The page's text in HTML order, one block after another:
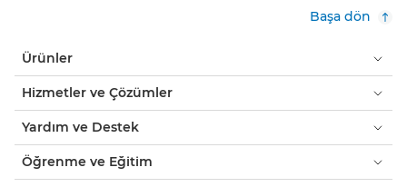
Başa dön
Ürünler
Hizmetler ve Çözümler
Yardım ve Destek
Öğrenme ve Eğitim